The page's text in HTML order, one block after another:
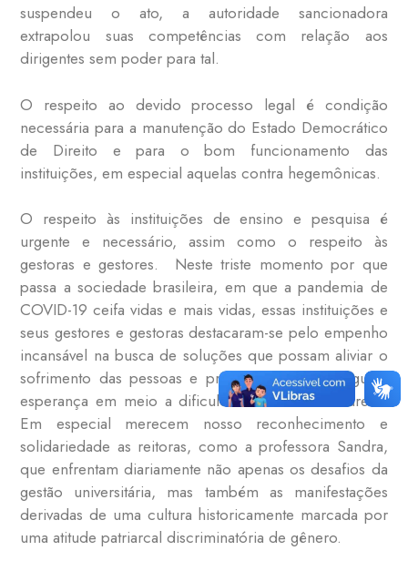
suspendeu o ato, a autoridade sancionadora
extrapolou suas competências com relação aos
dirigentes sem poder para tal.
O respeito ao devido processo legal é condição
necessária para a manutenção do Estado Democrático
de Direito e para o bom funcionamento das
instituições, em especial aquelas contra hegemônicas.
O respeito às instituições de ensino e pesquisa é
urgente e necessário, assim como o respeito às
gestoras e gestores. Neste triste momento por que
passa a sociedade brasileira, em que a pandemia de
COVID-19 ceifa vidas e mais vidas, essas instituições e
seus gestores e gestoras destacaram-se pelo empenho
incansável na busca de soluções que possam aliviar o
sofrimento das pessoas e produzir para elas alguma
esperança em meio a dificuldades de toda natureza.
Em especial merecem nosso reconhecimento e
solidariedade as reitoras, como a professora Sandra,
que enfrentam diariamente não apenas os desafios da
gestão universitária, mas também as manifestações
derivadas de uma cultura historicamente marcada por
uma atitude patriarcal discriminatória de gênero.